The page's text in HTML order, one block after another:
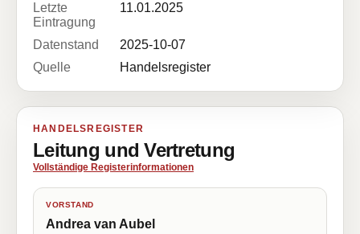
Letzte
Eintragung
11.01.2025
Datenstand
2025-10-07
Quelle
Handelsregister
HANDELSREGISTER
Leitung und Vertretung
Vollständige Registerinformationen
VORSTAND
Andrea van Aubel